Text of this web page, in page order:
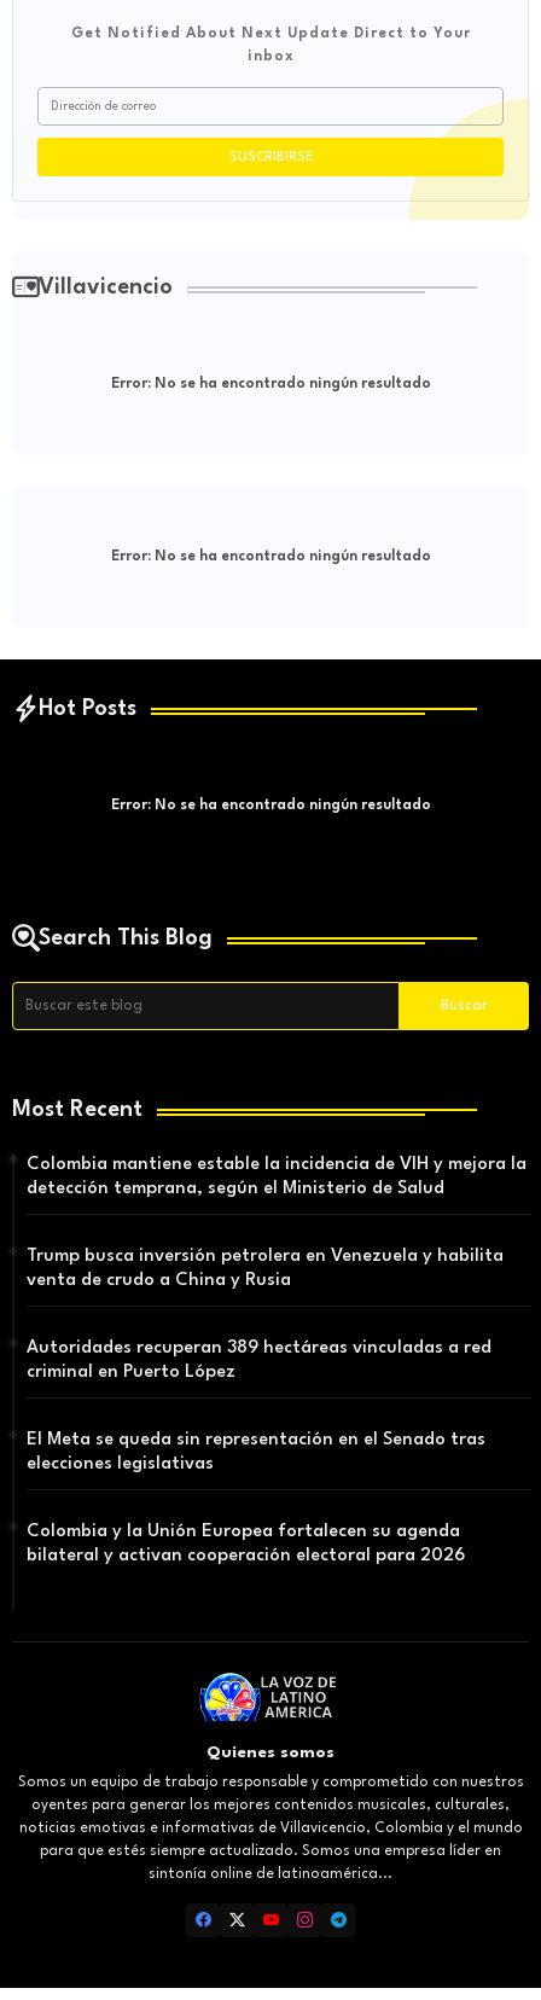
Get Notified About Next Update Direct to Your
inbox
Villavicencio
Error:No se ha encontrado ningún resultado
Error:No se ha encontrado ningún resultado
Hot Posts
Error:No se ha encontrado ningún resultado
Search This Blog
Most Recent
Colombia mantiene estable la incidencia de VIH y mejora la
detección temprana, según el Ministerio de Salud
Trump busca inversión petrolera en Venezuela y habilita
venta de crudo a China y Rusia
Autoridades recuperan 389 hectáreas vinculadas a red
criminal en Puerto López
El Meta se queda sin representación en el Senado tras
elecciones legislativas
Colombia y la Unión Europea fortalecen su agenda
bilateral y activan cooperación electoral para 2026
Quienes somos
Somos un equipo de trabajo responsable y comprometido con nuestros
oyentes para generar los mejores contenidos musicales, culturales,
noticias emotivas e informativas de Villavicencio, Colombia y el mundo
para que estés siempre actualizado. Somos una empresa líder en
sintonía online de latinoamérica...